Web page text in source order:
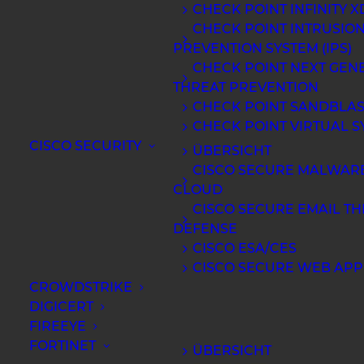
CHECK POINT INFINITY
CHECK POINT
PREVENTION SYSTEM (IPS)
CHECK POINT NEXT
THREAT PREVENTION
CHECK POINT
CHECK POINT VIRTUAL
CISCO SECURITY
ÜBERSICHT
CISCO SECURE
CLOUD
CISCO SECURE EMAIL
DEFENSE
CISCO ESA/CES
CISCO SECURE WEB
CROWDSTRIKE
DIGICERT
FIREEYE
FORTINET
ÜBERSICHT
2026 (Deutsch)